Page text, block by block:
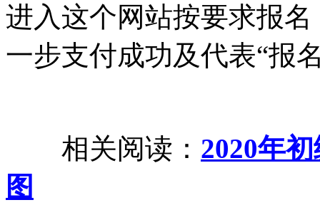
进入这个网站按要求报
一步支付成功及代表“报
相关阅读： 2020年
图